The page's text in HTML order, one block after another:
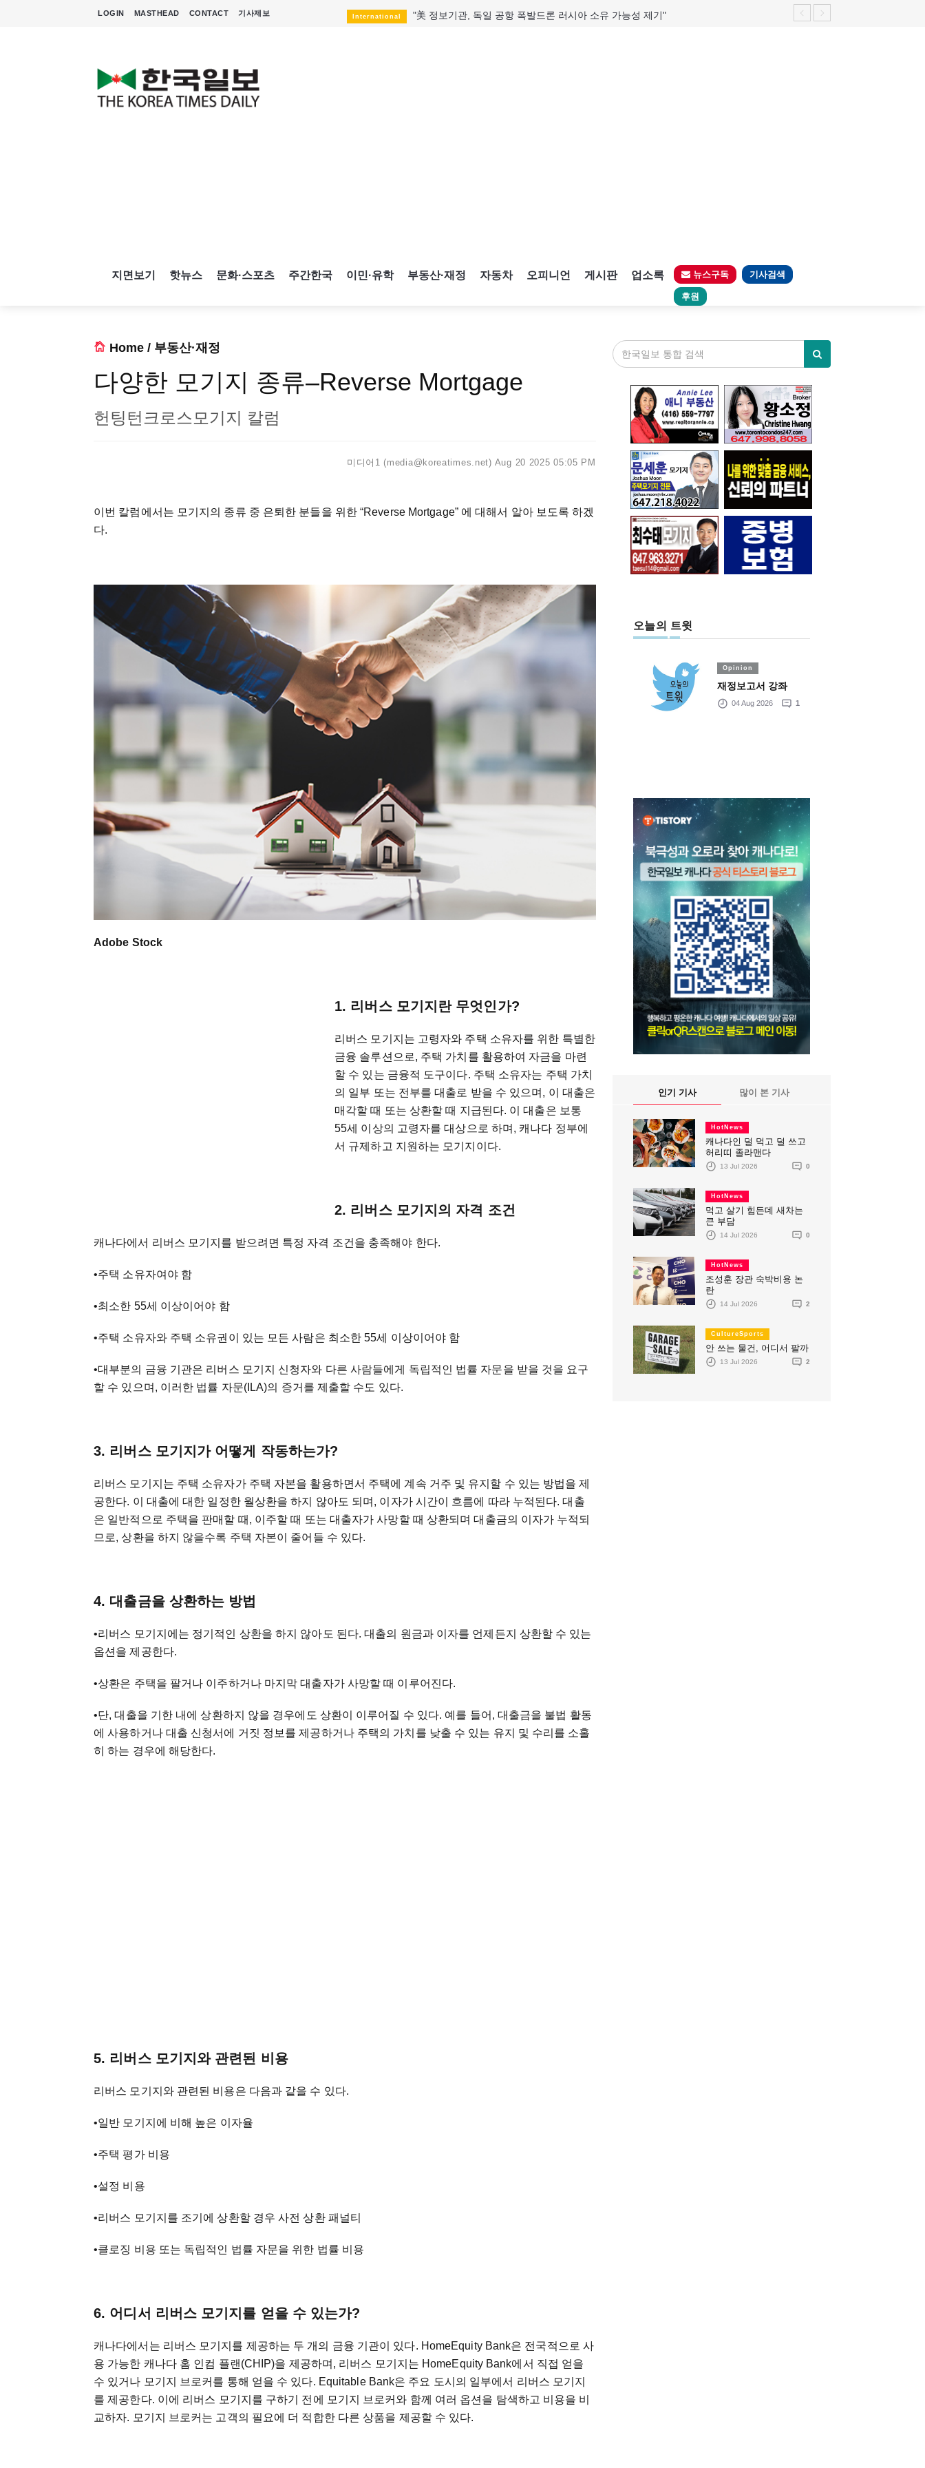
LOGIN MASTHEAD CONTACT 기사제보 International "美 정보기관, 독일 공항 폭발드론 러시아 소유 가능성 제기"
지면보기 핫뉴스 문화·스포츠 주간한국 이민·유학 부동산·재정 자동차 오피니언 게시판 업소록 뉴스구독 기사검색
후원
Home / 부동산·재정
다양한 모기지 종류–Reverse Mortgage
헌팅턴크로스모기지 칼럼
미디어1 (media@koreatimes.net) Aug 20 2025 05:05 PM
이번 칼럼에서는 모기지의 종류 중 은퇴한 분들을 위한 “Reverse Mortgage” 에 대해서 알아 보도록 하겠
다.
Adobe Stock
1. 리버스 모기지란 무엇인가?
리버스 모기지는 고령자와 주택 소유자를 위한 특별한
금융 솔루션으로, 주택 가치를 활용하여 자금을 마련
할 수 있는 금융적 도구이다. 주택 소유자는 주택 가치
의 일부 또는 전부를 대출로 받을 수 있으며, 이 대출은
매각할 때 또는 상환할 때 지급된다. 이 대출은 보통
55세 이상의 고령자를 대상으로 하며, 캐나다 정부에
서 규제하고 지원하는 모기지이다.
2. 리버스 모기지의 자격 조건
캐나다에서 리버스 모기지를 받으려면 특정 자격 조건을 충족해야 한다.
•주택 소유자여야 함
•최소한 55세 이상이어야 함
•주택 소유자와 주택 소유권이 있는 모든 사람은 최소한 55세 이상이어야 함
•대부분의 금융 기관은 리버스 모기지 신청자와 다른 사람들에게 독립적인 법률 자문을 받을 것을 요구
할 수 있으며, 이러한 법률 자문(ILA)의 증거를 제출할 수도 있다.
3. 리버스 모기지가 어떻게 작동하는가?
리버스 모기지는 주택 소유자가 주택 자본을 활용하면서 주택에 계속 거주 및 유지할 수 있는 방법을 제
공한다. 이 대출에 대한 일정한 월상환을 하지 않아도 되며, 이자가 시간이 흐름에 따라 누적된다. 대출
은 일반적으로 주택을 판매할 때, 이주할 때 또는 대출자가 사망할 때 상환되며 대출금의 이자가 누적되
므로, 상환을 하지 않을수록 주택 자본이 줄어들 수 있다.
4. 대출금을 상환하는 방법
•리버스 모기지에는 정기적인 상환을 하지 않아도 된다. 대출의 원금과 이자를 언제든지 상환할 수 있는
옵션을 제공한다.
•상환은 주택을 팔거나 이주하거나 마지막 대출자가 사망할 때 이루어진다.
•단, 대출을 기한 내에 상환하지 않을 경우에도 상환이 이루어질 수 있다. 예를 들어, 대출금을 불법 활동
에 사용하거나 대출 신청서에 거짓 정보를 제공하거나 주택의 가치를 낮출 수 있는 유지 및 수리를 소홀
히 하는 경우에 해당한다.
5. 리버스 모기지와 관련된 비용
리버스 모기지와 관련된 비용은 다음과 같을 수 있다.
•일반 모기지에 비해 높은 이자율
•주택 평가 비용
•설정 비용
•리버스 모기지를 조기에 상환할 경우 사전 상환 패널티
•클로징 비용 또는 독립적인 법률 자문을 위한 법률 비용
6. 어디서 리버스 모기지를 얻을 수 있는가?
캐나다에서는 리버스 모기지를 제공하는 두 개의 금융 기관이 있다. HomeEquity Bank은 전국적으로 사
용 가능한 캐나다 홈 인컴 플랜(CHIP)을 제공하며, 리버스 모기지는 HomeEquity Bank에서 직접 얻을
수 있거나 모기지 브로커를 통해 얻을 수 있다. Equitable Bank은 주요 도시의 일부에서 리버스 모기지
를 제공한다. 이에 리버스 모기지를 구하기 전에 모기지 브로커와 함께 여러 옵션을 탐색하고 비용을 비
교하자. 모기지 브로커는 고객의 필요에 더 적합한 다른 상품을 제공할 수 있다.
오늘의 트윗
Opinion
재정보고서 강좌
04 Aug 2026 1
인기 기사 많이 본 기사
HotNews
캐나다인 덜 먹고 덜 쓰고
허리띠 졸라맨다
13 Jul 2026 0
HotNews
먹고 살기 힘든데 새차는
큰 부담
14 Jul 2026 0
HotNews
조성훈 장관 숙박비용 논
란
14 Jul 2026 2
CultureSports
안 쓰는 물건, 어디서 팔까
13 Jul 2026 2